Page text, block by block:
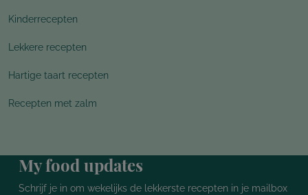
Kinderrecepten
Lekkere recepten
Hartige taart recepten
Recepten met zalm
My food updates
Schrijf je in om wekelijks de lekkerste recepten in je mailbox